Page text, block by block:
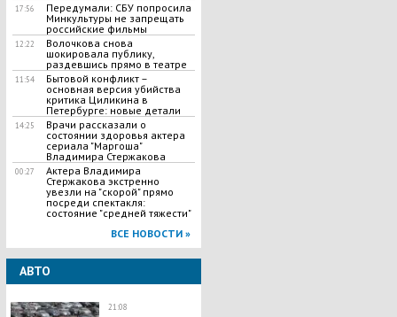
17:56
Передумали: СБУ попросила
Минкультуры не запрещать
российские фильмы
12:22
Волочкова снова
шокировала публику,
раздевшись прямо в театре
11:54
Бытовой конфликт –
основная версия убийства
критика Циликина в
Петербурге: новые детали
14:25
Врачи рассказали о
состоянии здоровья актера
сериала "Маргоша"
Владимира Стержакова
00:27
Актера Владимира
Стержакова экстренно
увезли на "скорой" прямо
посреди спектакля:
состояние "средней тяжести"
ВСЕ НОВОСТИ »
АВТО
21:08